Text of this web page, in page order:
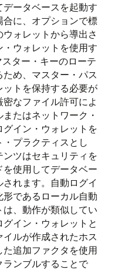
ータベースを起動す
に、オプションで標
ォレットから導出さ
ウォレットを使用す
ター・キーのローテ
め、マスター・パス
トを保持する必要が
なファイル許可によ
たはネットワーク・
イン・ウォレットを
プラクティスとし
ツはセキュリティを
使用してデータベー
れます。自動ログイ
であるローカル自動
、動作が類似してい
イン・ウォレットと
ルが作成されたホス
た追加ファクタを使用
ランブルすることで